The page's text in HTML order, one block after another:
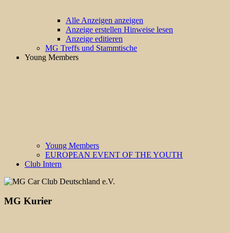
Alle Anzeigen anzeigen
Anzeige erstellen Hinweise lesen
Anzeige editieren
MG Treffs und Stammtische
Young Members
Young Members
EUROPEAN EVENT OF THE YOUTH
Club Intern
MG Kurier